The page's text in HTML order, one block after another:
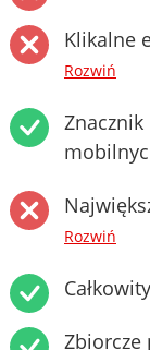
Klikalne
Rozwiń
Rozwiń
Zbiorcze